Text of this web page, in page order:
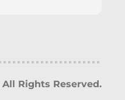
All Rights Reserved.